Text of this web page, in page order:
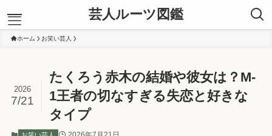
お笑い芸人
あ行
か行
た行
芸人ルーツ図鑑
ホーム お笑い芸人
たくろう赤木の結婚や彼女は？M-
1王者の切なすぎる失恋と好きな
タイプ
2026
7/21